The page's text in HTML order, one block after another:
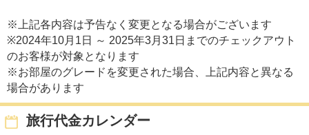
※上記各内容は予告なく変更となる場合がございます
※2024年10月1日 ～ 2025年3月31日までのチェックアウト
のお客様が対象となります
※お部屋のグレードを変更された場合、上記内容と異なる
場合があります
旅行代金カレンダー